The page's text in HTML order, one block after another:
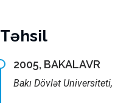
Təhsil
2005, BAKALAVR
Bakı Dövlət